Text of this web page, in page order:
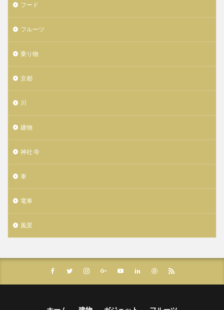
フード
フルーツ
乗り物
京都
川
建物
神社 寺
車
電車
風景